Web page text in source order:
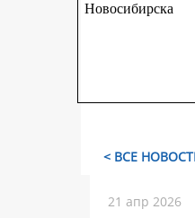
Новосибирска
< ВСЕ
21 апр 2026